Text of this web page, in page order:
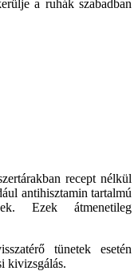
a ruhák szabadban
recept nélkül
antihisztamin tartalmú
Ezek átmenetileg
tünetek esetén
kivizsgálás.